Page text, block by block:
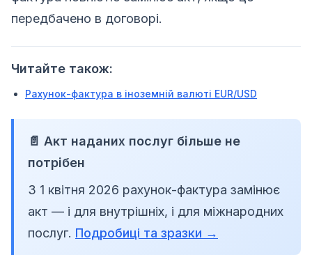
передбачено в договорі.
Читайте також:
Рахунок-фактура в іноземній валюті EUR/USD
📄 Акт наданих послуг більше не
потрібен
З 1 квітня 2026 рахунок-фактура замінює
акт — і для внутрішніх, і для міжнародних
послуг. Подробиці та зразки →